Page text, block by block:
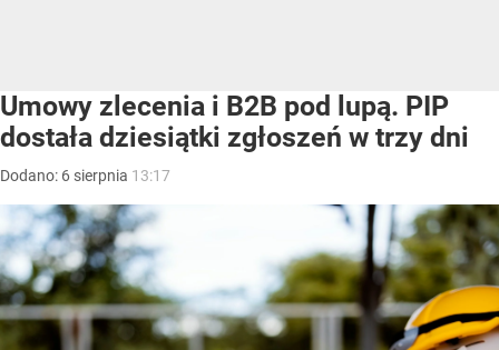
Umowy zlecenia i B2B pod lupą. PIP
dostała dziesiątki zgłoszeń w trzy dni
Dodano: 6 sierpnia 13:17